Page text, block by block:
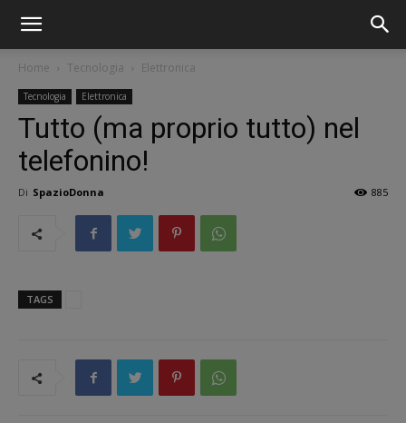
Home Tecnologia Elettronica
Tecnologia Elettronica
Tutto (ma proprio tutto) nel
telefonino!
Di SpazioDonna 885
TAGS